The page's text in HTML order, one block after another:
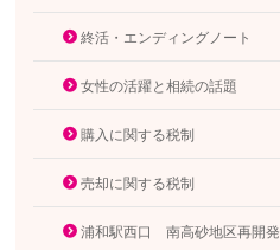
終活・エンディングノート
女性の活躍と相続の話題
購入に関する税制
売却に関する税制
浦和駅西口 南高砂地区再開発